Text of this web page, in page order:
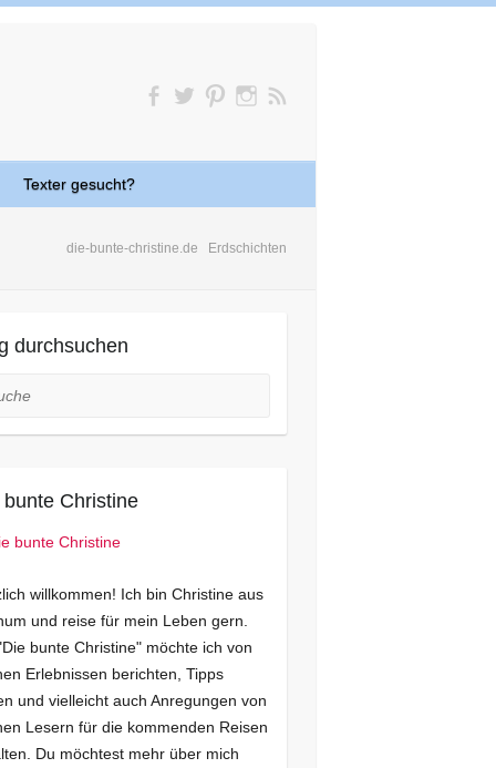
Texter gesucht?
die-bunte-christine.de Erdschichten
durchsuchen
bunte Christine
willkommen! Ich bin Christine aus
und reise für mein Leben gern.
bunte Christine" möchte ich von
Erlebnissen berichten, Tipps
und vielleicht auch Anregungen von
Lesern für die kommenden Reisen
Du möchtest mehr über mich